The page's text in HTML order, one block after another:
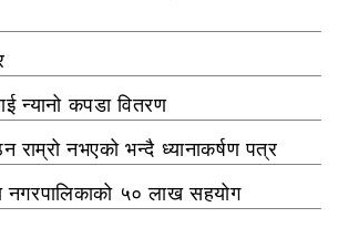
न्यानो कपडा वितरण
राम्रो नभएको भन्दै ध्यानाकर्षण पत्र
नगरपालिकाको ५० लाख सहयोग